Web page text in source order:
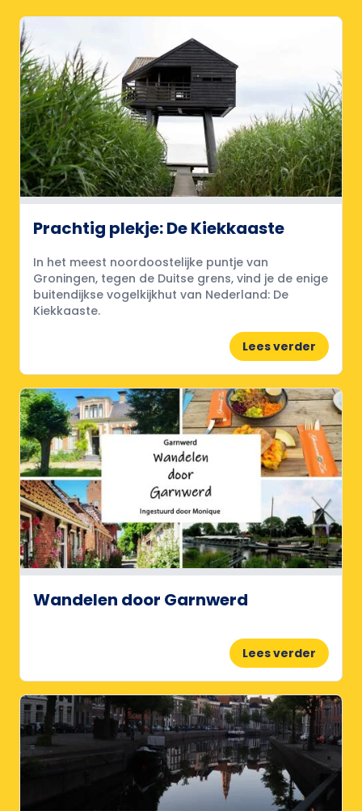
Prachtig plekje: De Kiekkaaste
In het meest noordoostelijke puntje van
Groningen, tegen de Duitse grens, vind je de enige
buitendijkse vogelkijkhut van Nederland: De
Kiekkaaste.
Lees verder
Wandelen door Garnwerd
Lees verder